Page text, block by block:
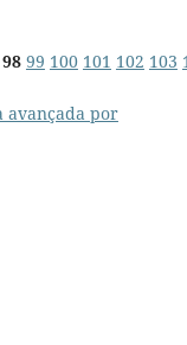
98 99 100 101 102 103
avançada por